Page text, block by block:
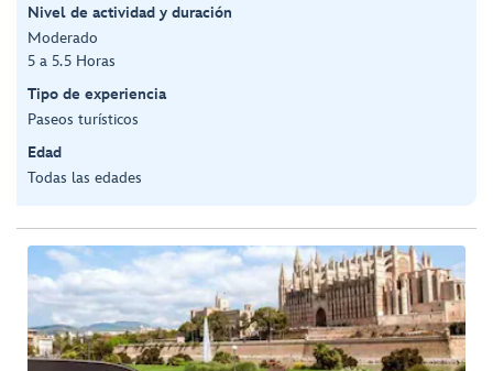
Nivel de actividad y duración
Moderado
5 a 5.5 Horas
Tipo de experiencia
Paseos turísticos
Edad
Todas las edades